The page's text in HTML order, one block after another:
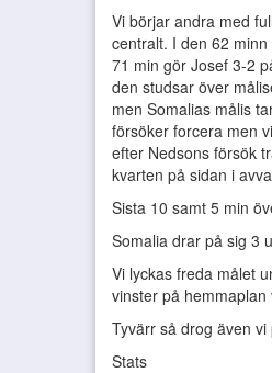
Vi börjar andra med
centralt. I den 62
71 min gör Josef 3-2
den studsar över
men Somalias målis
försöker forcera men
efter Nedsons försök
kvarten på sidan i
Sista 10 samt 5 min
Somalia drar på sig 3
Vi lyckas freda målet
vinster på
Tyvärr så drog även
Stats